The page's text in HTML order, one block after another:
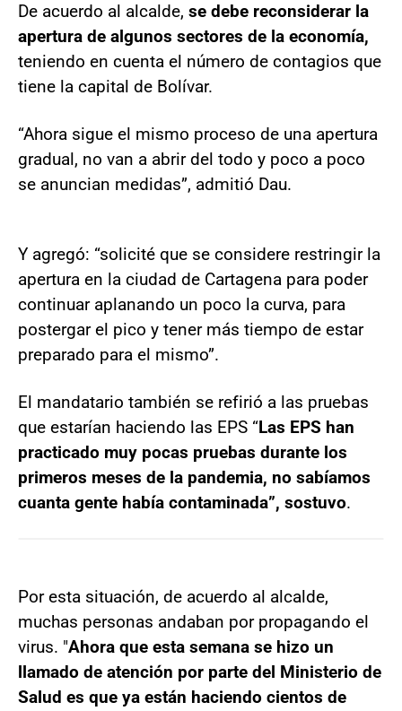
De acuerdo al alcalde, se debe reconsiderar la
apertura de algunos sectores de la economía,
teniendo en cuenta el número de contagios que
tiene la capital de Bolívar.
“Ahora sigue el mismo proceso de una apertura
gradual, no van a abrir del todo y poco a poco
se anuncian medidas”, admitió Dau.
Y agregó: “solicité que se considere restringir la
apertura en la ciudad de Cartagena para poder
continuar aplanando un poco la curva, para
postergar el pico y tener más tiempo de estar
preparado para el mismo”.
El mandatario también se refirió a las pruebas
que estarían haciendo las EPS “Las EPS han
practicado muy pocas pruebas durante los
primeros meses de la pandemia, no sabíamos
cuanta gente había contaminada”, sostuvo.
Por esta situación, de acuerdo al alcalde,
muchas personas andaban por propagando el
virus. "Ahora que esta semana se hizo un
llamado de atención por parte del Ministerio de
Salud es que ya están haciendo cientos de